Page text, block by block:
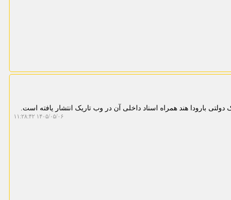
دولتی بارودا هند همراه اسناد داخلی آن در وب تاریک انتشار یافته است.
۱۴۰۵/۰۵/۰۶ ۱۱:۲۸:۴۲